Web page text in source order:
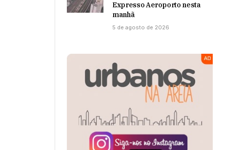
Expresso Aeroporto nesta
manhã
5 de agosto de 2026